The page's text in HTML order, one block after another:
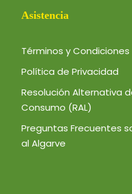
Asistencia
Términos y Condiciones
Política de Privacidad
Resolución Alternativa
Consumo (RAL)
Preguntas Frecuentes
al Algarve